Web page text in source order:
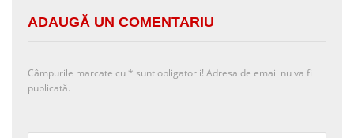
ADAUGĂ UN COMENTARIU
Câmpurile marcate cu * sunt obligatorii! Adresa de email nu va fi
publicată.